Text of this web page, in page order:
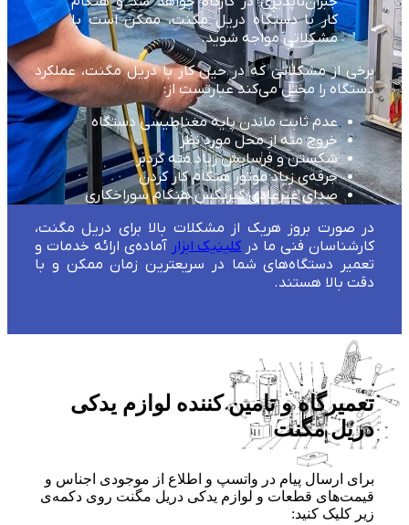
کار با دستگاه دریل مگنت، ممکن است با
مشکلاتی مواجه شوید.
برخی از مشکلاتی که در حین کار با دریل مگنت، عملکرد
دستگاه را مختل می‌کند عبارتست از:
عدم ثابت ماندن پایه مغناطیسی دستگاه
خروج مته از محل مورد نظر
شکستن و فرسایش زیاد مته گردبر
جرقه‌ی زیاد موتور هنگام کار کردن
صدای غیرعادی گیربکس هنگام سوراخکاری
در صورت بروز هریک از مشکلات بالا برای دریل مگنت،
کارشناسان فنی ما در کلینیک ابزار آماده‌ی ارائه خدمات و
تعمیر دستگاه‌های شما در سریعترین زمان ممکن و با
دقت بالا هستند.
تعمیرگاه و تامین کننده لوازم یدکی
دریل مگنت
برای ارسال پیام در واتسپ و اطلاع از موجودی اجناس و
قیمت‌های قطعات و لوازم یدکی دریل مگنت روی دکمه‌ی
زیر کلیک کنید: